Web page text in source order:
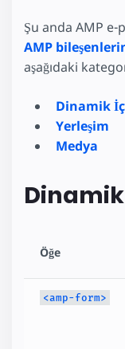
Şu anda AMP
AMP
aşağıdaki
Dinamik
Yerleşim
Medya
Öğe
<amp-form>